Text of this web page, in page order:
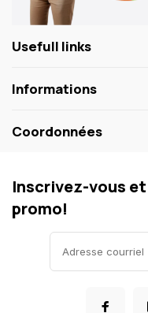
Usefull links
Informations
Coordonnées
Inscrivez-vous
promo!